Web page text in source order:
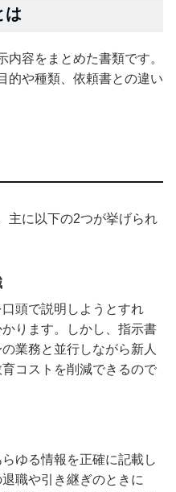
は
容をまとめた書類です。
的や種類、依頼書との違い
主に以下の2つが挙げられ
頭で説明しようとすれ
ります。しかし、指示書
業務と並行しながら新人
コストを削減できるので
ゆる情報を正確に記載し
職や引き継ぎのときに